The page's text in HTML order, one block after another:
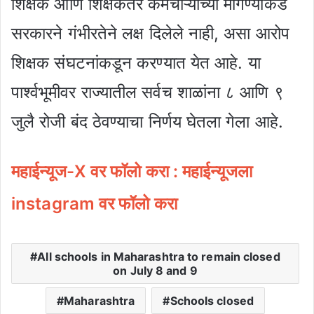
सरकारने गंभीरतेने लक्ष दिलेले नाही, असा आरोप
शिक्षक संघटनांकडून करण्यात येत आहे. या
पार्श्वभूमीवर राज्यातील सर्वच शाळांना ८ आणि ९
जुलै रोजी बंद ठेवण्याचा निर्णय घेतला गेला आहे.
महाईन्यूज-X वर फॉलो करा : महाईन्यूजला
instagram वर फॉलो करा
All schools in Maharashtra to remain closed
on July 8 and 9
Maharashtra Schools closed